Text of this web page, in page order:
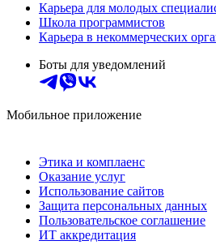
Карьера для молодых
Школа программистов
Карьера в некоммерческих
Боты для уведомлений
Мобильное приложение
Этика и комплаенс
Оказание услуг
Использование сайтов
Защита персональных данных
Пользовательское соглашение
ИТ аккредитация